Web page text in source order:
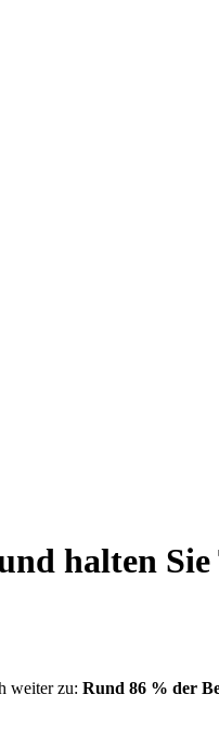
halten Sie
weiter zu: Rund 86 % der